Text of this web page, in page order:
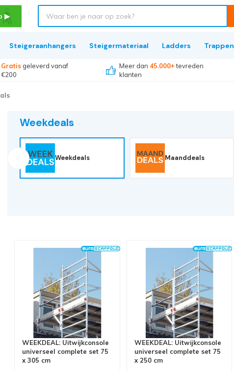
▶
Steigeraanhangers Steigermateriaal Ladders Trappen
Gratis geleverd vanaf
€200
Meer dan 45.000+tevreden
klanten
Weekdeals
Weekdeals Maanddeals
WEEKDEAL: Uitwijkconsole
universeel complete set 75
x 305 cm
WEEKDEAL: Uitwijkconsole
universeel complete set 75
x 250 cm